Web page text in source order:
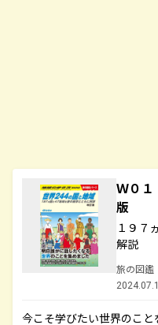
Ｗ０
版
１９７
解説
旅の図鑑
今こそ学びたい世界のこと